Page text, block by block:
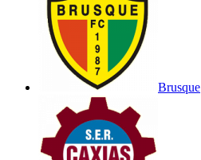
Brusque